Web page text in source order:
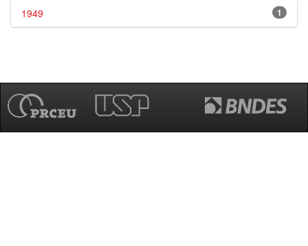
1
1949